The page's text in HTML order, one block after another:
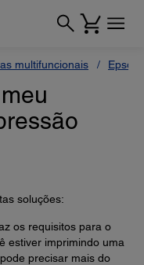
multifuncionais Epson
soluções:
os requisitos para o
estiver imprimindo uma
precisar mais do